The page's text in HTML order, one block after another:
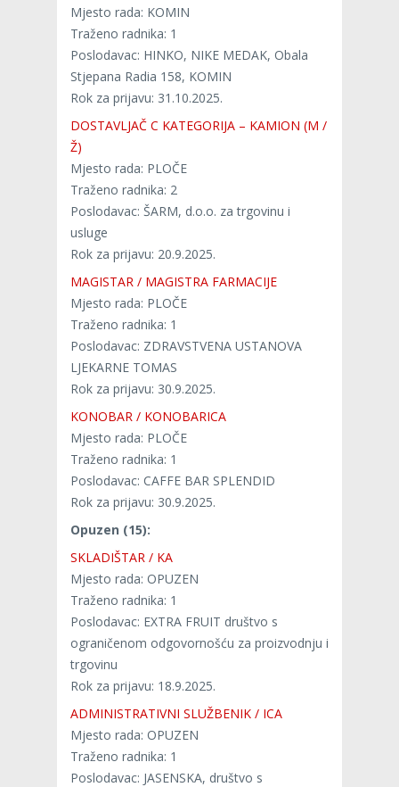
Mjesto rada: KOMIN
Traženo radnika: 1
Poslodavac: HINKO, NIKE MEDAK, Obala
Stjepana Radia 158, KOMIN
Rok za prijavu: 31.10.2025.
DOSTAVLJAČ C KATEGORIJA – KAMION (M /
Ž)
Mjesto rada: PLOČE
Traženo radnika: 2
Poslodavac: ŠARM, d.o.o. za trgovinu i
usluge
Rok za prijavu: 20.9.2025.
MAGISTAR / MAGISTRA FARMACIJE
Mjesto rada: PLOČE
Traženo radnika: 1
Poslodavac: ZDRAVSTVENA USTANOVA
LJEKARNE TOMAS
Rok za prijavu: 30.9.2025.
KONOBAR / KONOBARICA
Mjesto rada: PLOČE
Traženo radnika: 1
Poslodavac: CAFFE BAR SPLENDID
Rok za prijavu: 30.9.2025.
Opuzen (15):
SKLADIŠTAR / KA
Mjesto rada: OPUZEN
Traženo radnika: 1
Poslodavac: EXTRA FRUIT društvo s
ograničenom odgovornošću za proizvodnju i
trgovinu
Rok za prijavu: 18.9.2025.
ADMINISTRATIVNI SLUŽBENIK / ICA
Mjesto rada: OPUZEN
Traženo radnika: 1
Poslodavac: JASENSKA, društvo s